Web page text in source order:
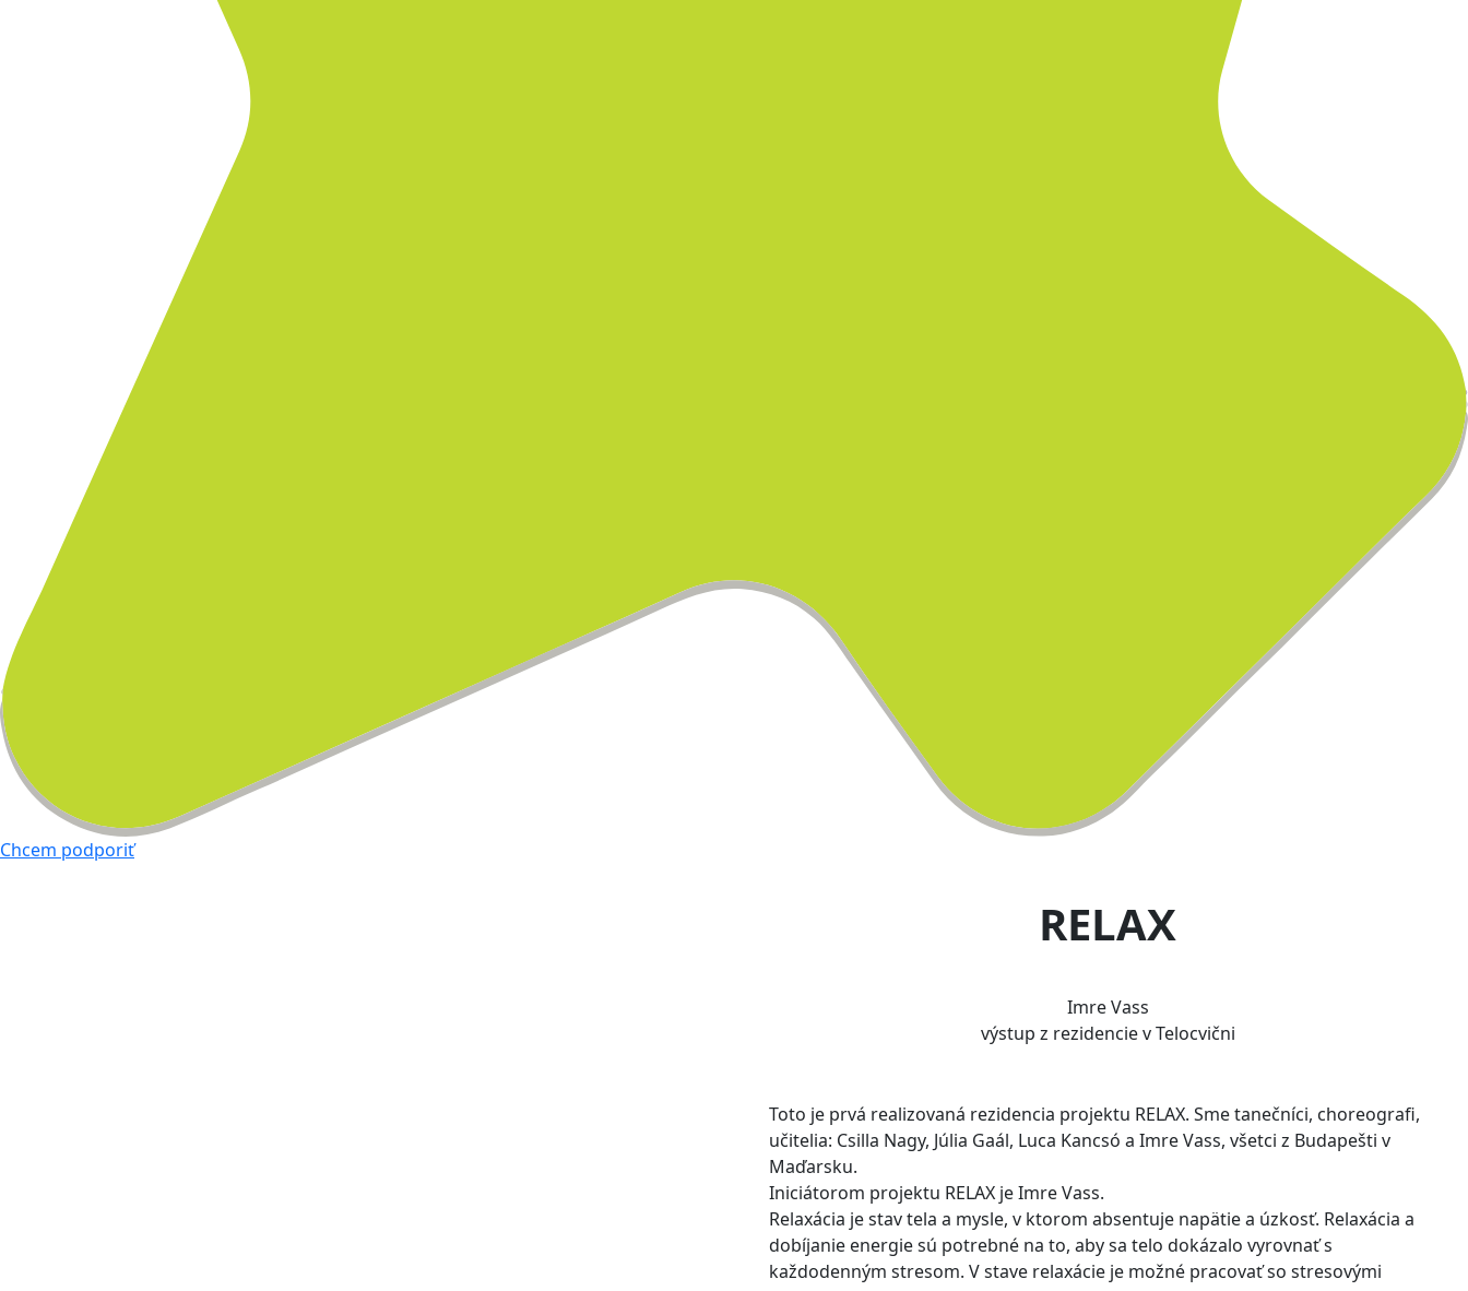
Chcem podporiť
RELAX
Imre Vass
výstup z rezidencie v Telocvični
Toto je prvá realizovaná rezidencia projektu RELAX. Sme tanečníci, choreografi,
učitelia: Csilla Nagy, Júlia Gaál, Luca Kancsó a Imre Vass, všetci z Budapešti v
Maďarsku.
Iniciátorom projektu RELAX je Imre Vass.
Relaxácia je stav tela a mysle, v ktorom absentuje napätie a úzkosť. Relaxácia a
dobíjanie energie sú potrebné na to, aby sa telo dokázalo vyrovnať s
každodenným stresom. V stave relaxácie je možné pracovať so stresovými